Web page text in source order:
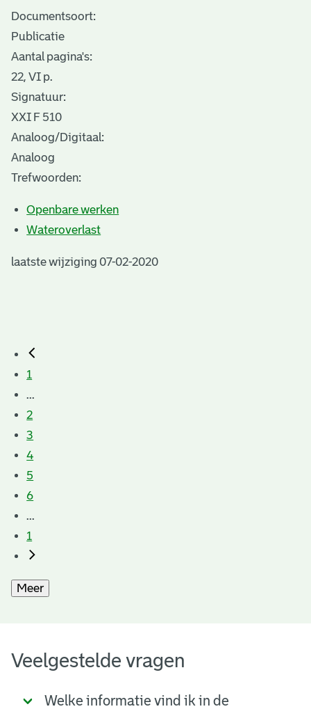
Documentsoort:
Publicatie
Aantal pagina's:
22, VI p.
Signatuur:
XXI F 510
Analoog/Digitaal:
Analoog
Trefwoorden:
Openbare werken
Wateroverlast
laatste wijziging 07-02-2020
1
...
2
3
4
5
6
...
1
Meer
Veelgestelde vragen
Welke informatie vind ik in de